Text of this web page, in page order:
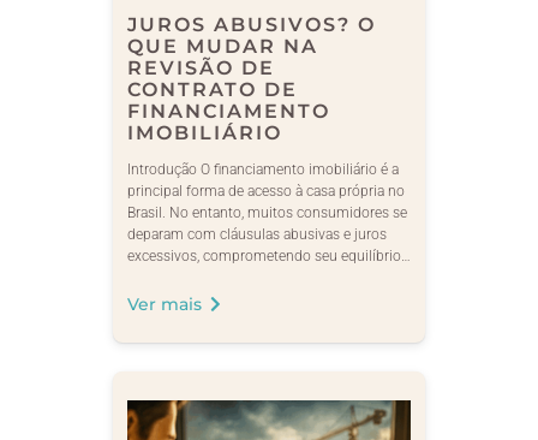
JUROS ABUSIVOS? O
QUE MUDAR NA
REVISÃO DE
CONTRATO DE
FINANCIAMENTO
IMOBILIÁRIO
Introdução O financiamento imobiliário é a
principal forma de acesso à casa própria no
Brasil. No entanto, muitos consumidores se
deparam com cláusulas abusivas e juros
excessivos, comprometendo seu equilíbrio…
Ver mais